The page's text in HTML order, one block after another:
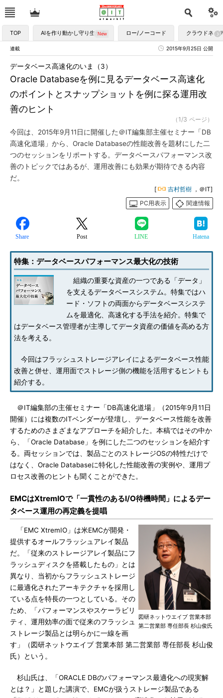
TOP AIを作り動かし守り生かす ロー/ノーコード クラウドネイ
連載 2015年9月25日 公開
Oracle Databaseを例に見るデータベース高速化
のポイントとスナップショットを例に探る運用改
善のヒント
データベース高速化のいま（3）
（1/3 ページ）
今回は、2015年9月11日に開催した＠IT編集部主催セミナー「DB
高速化道場」から、Oracle Databaseの性能改善を題材にした二
つのセッションをリポートする。データベースパフォーマンス改
善のトピックではあるが、運用改善にも効果が期待できる内容
だ。
[ 吉村哲樹 ，＠IT]
PC用表示
関連情報
Share Post LINE Hatena
特集：データベースパフォーマンス最大化の技術
組織の重要な資産の一つである「データ」
を支えるデータベースシステム。特集ではハ
ード・ソフトの両面からデータベースシステ
ムを最適化、高速化する手法を紹介。特集で
はデータベース管理者が主導してデータ資産の価値を高める方
法を考える。
今回はフラッシュストレージアレイによるデータベース性能
改善と併せ、運用面でストレージ側の機能を活用するヒントも
紹介する。
＠IT編集部の主催セミナー「DB高速化道場」（2015年9月11日
開催）には複数のITベンダーが登壇し、データベース性能を改善
するためのさまざまなアプローチを紹介した。本稿ではその中か
ら、「Oracle Database」を例にした二つのセッションを紹介す
る。両セッションでは、製品ごとのストレージOSの特性だけで
はなく、Oracle Databaseに特化した性能改善の実例や、運用プ
ロセス改善のヒントも聞くことができた。
EMCはXtremIOで「一貫性のあるI/O待機時間」によるデー
タベース運用の再定義を提唱
図研ネットウエイブ 営業本部
第二営業部 専任部長 杉山俊氏
「EMC XtremIO」は米EMCが開発・
提供するオールフラッシュアレイ製品
だ。「従来のストレージアレイ製品にフ
ラッシュディスクを搭載したもの」とは
異なり、当初からフラッシュストレージ
に最適化されたアーキテクチャを採用し
ている点を特長の一つとしている。その
ため、「パフォーマンスやスケーラビリ
ティ、運用効率の面で従来のフラッシュ
ストレージ製品とは明らかに一線を画
す」（図研ネットウエイブ 営業本部 第二営業部 専任部長 杉山俊
氏）という。
杉山氏は、「ORACLE DBのパフォーマンス最適化への現実解
とは？」と題した講演で、EMCが扱うストレージ製品である